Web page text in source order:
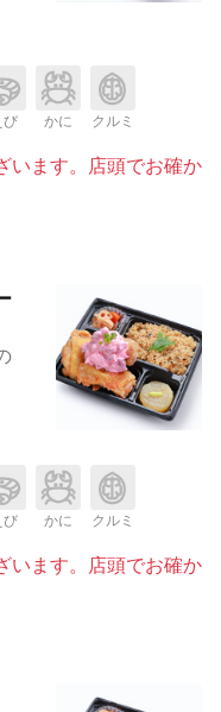
び かに クルミ
います。店頭でお確か
び かに クルミ
います。店頭でお確か